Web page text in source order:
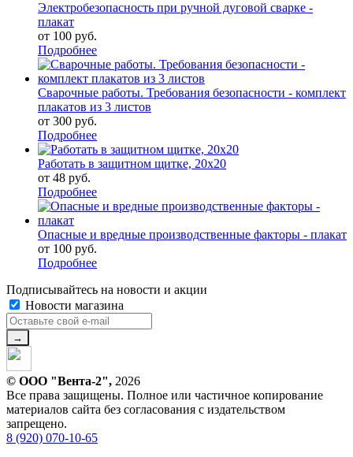
Электробезопасность при ручной дуговой сварке -
плакат
от 100 руб.
Подробнее
Сварочные работы. Требования безопасности - комплект
плакатов из 3 листов
от 300 руб.
Подробнее
Работать в защитном щитке, 20х20
от 48 руб.
Подробнее
Опасные и вредные производственные факторы - плакат
от 100 руб.
Подробнее
Подписывайтесь на новости и акции
Новости магазина
© ООО "Вента-2", 2026
Все права защищены. Полное или частичное копирование
материалов сайта без согласования с издательством
запрещено.
8 (920) 070-10-65